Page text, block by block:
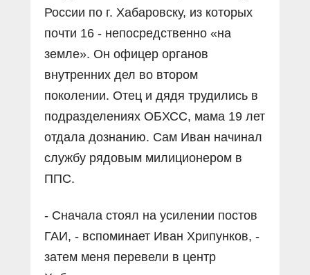
России по г. Хабаровску, из которых
почти 16 - непосредственно «на
земле». Он офицер органов
внутренних дел во втором
поколении. Отец и дядя трудились в
подразделениях ОБХСС, мама 19 лет
отдала дознанию. Сам Иван начинал
службу рядовым милиционером в
ППС.
- Сначала стоял на усилении постов
ГАИ, - вспоминает Иван Хрипунков, -
затем меня перевели в центр